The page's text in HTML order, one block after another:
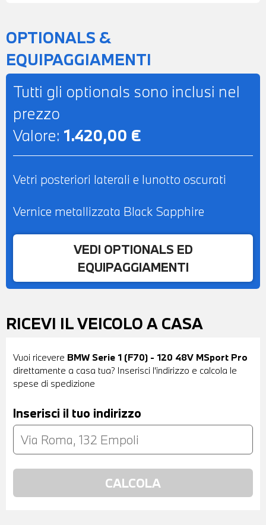
SEDILI ANTERIORI RISCALDABILI -
CINTURE DI SICUREZZA M - POSSIBILITA'
POSSIBILITA' DI FINANZIAMENTO ANCHE
PER L'INTERO IMPORTO
OPTIONALS &
EQUIPAGGIAMENTI
Tutti gli optionals sono inclusi nel
prezzo
Valore: 1.420,00 €
Vetri posteriori laterali e lunotto oscurati
Vernice metallizzata Black Sapphire
VEDI OPTIONALS ED
EQUIPAGGIAMENTI
RICEVI IL VEICOLO A CASA
Vuoi ricevere BMW Serie 1 (F70) - 120 48V MSport Pro
direttamente a casa tua? Inserisci l'indirizzo e calcola le
spese di spedizione
Inserisci il tuo indirizzo